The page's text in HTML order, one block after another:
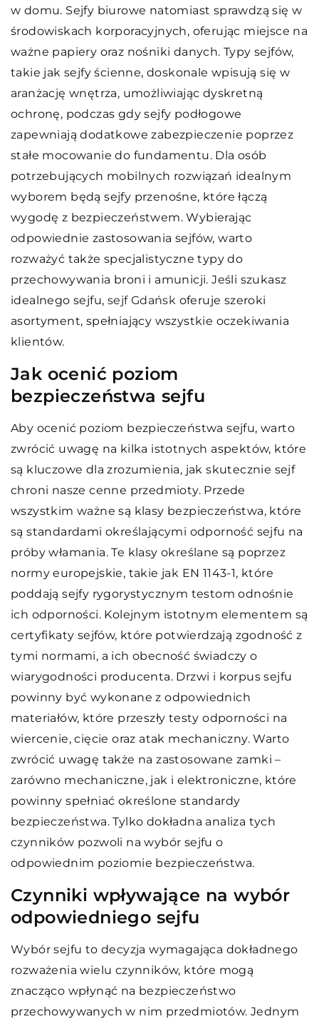
w domu. Sejfy biurowe natomiast sprawdzą się w
środowiskach korporacyjnych, oferując miejsce na
ważne papiery oraz nośniki danych. Typy sejfów,
takie jak sejfy ścienne, doskonale wpisują się w
aranżację wnętrza, umożliwiając dyskretną
ochronę, podczas gdy sejfy podłogowe
zapewniają dodatkowe zabezpieczenie poprzez
stałe mocowanie do fundamentu. Dla osób
potrzebujących mobilnych rozwiązań idealnym
wyborem będą sejfy przenośne, które łączą
wygodę z bezpieczeństwem. Wybierając
odpowiednie zastosowania sejfów, warto
rozważyć także specjalistyczne typy do
przechowywania broni i amunicji. Jeśli szukasz
idealnego sejfu, sejf Gdańsk oferuje szeroki
asortyment, spełniający wszystkie oczekiwania
klientów.
Jak ocenić poziom
bezpieczeństwa sejfu
Aby ocenić poziom bezpieczeństwa sejfu, warto
zwrócić uwagę na kilka istotnych aspektów, które
są kluczowe dla zrozumienia, jak skutecznie sejf
chroni nasze cenne przedmioty. Przede
wszystkim ważne są klasy bezpieczeństwa, które
są standardami określającymi odporność sejfu na
próby włamania. Te klasy określane są poprzez
normy europejskie, takie jak EN 1143-1, które
poddają sejfy rygorystycznym testom odnośnie
ich odporności. Kolejnym istotnym elementem są
certyfikaty sejfów, które potwierdzają zgodność z
tymi normami, a ich obecność świadczy o
wiarygodności producenta. Drzwi i korpus sejfu
powinny być wykonane z odpowiednich
materiałów, które przeszły testy odporności na
wiercenie, cięcie oraz atak mechaniczny. Warto
zwrócić uwagę także na zastosowane zamki –
zarówno mechaniczne, jak i elektroniczne, które
powinny spełniać określone standardy
bezpieczeństwa. Tylko dokładna analiza tych
czynników pozwoli na wybór sejfu o
odpowiednim poziomie bezpieczeństwa.
Czynniki wpływające na wybór
odpowiedniego sejfu
Wybór sejfu to decyzja wymagająca dokładnego
rozważenia wielu czynników, które mogą
znacząco wpłynąć na bezpieczeństwo
przechowywanych w nim przedmiotów. Jednym